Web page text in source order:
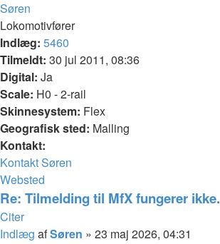
Søren
Lokomotivfører
Indlæg: 5460
Tilmeldt: 30 jul 2011, 08:36
Digital: Ja
Scale: H0 - 2-rail
Skinnesystem: Flex
Geografisk sted: Malling
Kontakt:
Kontakt Søren
Websted
Re: Tilmelding til MfX fungerer ikke.
Citer
Indlæg afSøren » 23 maj 2026, 04:31